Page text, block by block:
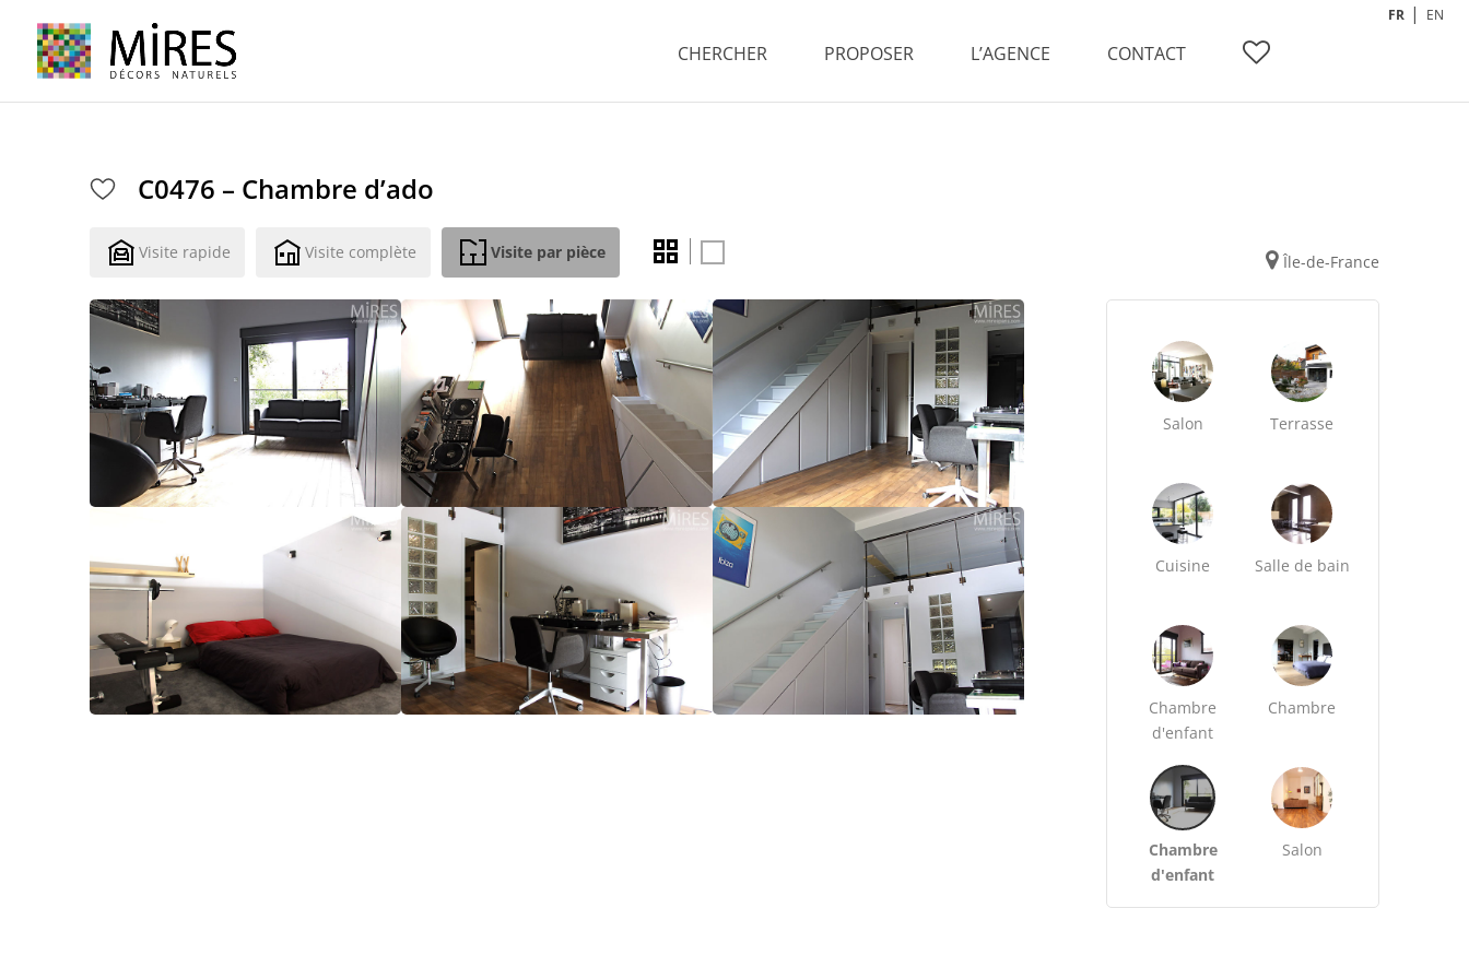
CHERCHER PROPOSER L’AGENCE CONTACT
FR EN
C0476 – Chambre d’ado
Visite rapide Visite complète Visite par pièce Île-de-France
Salon Terrasse
Cuisine Salle de bain
Chambre
d'enfant
Chambre
Chambre
d'enfant
Salon